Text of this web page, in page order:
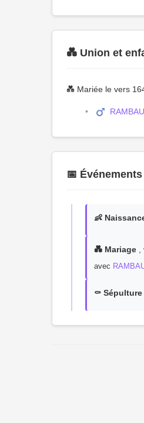
💑 Union et
💑 Mariée le vers
📅 Événements
👶
💑 Mariage
avec
⚰️ Sépulture